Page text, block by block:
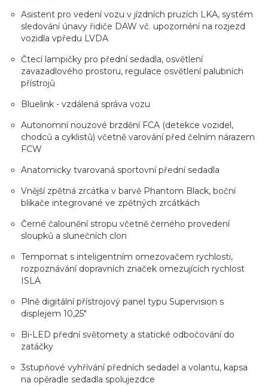
Asistent pro vedení vozu v jízdních pruzích LKA, systém
sledování únavy řidiče DAW vč. upozornění na rozjezd
vozidla vpředu LVDA
Čtecí lampičky pro přední sedadla, osvětlení
zavazadlového prostoru, regulace osvětlení palubních
přístrojů
Bluelink - vzdálená správa vozu
Autonomní nouzové brzdění FCA (detekce vozidel,
chodců a cyklistů) včetně varování před čelním nárazem
FCW
Anatomicky tvarovaná sportovní přední sedadla
Vnější zpětná zrcátka v barvě Phantom Black, boční
blikače integrované ve zpětných zrcátkách
Černé čalounění stropu včetně černého provedení
sloupků a slunečních clon
Tempomat s inteligentním omezovačem rychlosti,
rozpoznávání dopravních značek omezujících rychlost
ISLA
Plně digitální přístrojový panel typu Supervision s
displejem 10,25"
Bi-LED přední světomety a statické odbočování do
zatáčky
3stupňové vyhřívání předních sedadel a volantu, kapsa
na opěradle sedadla spolujezdce